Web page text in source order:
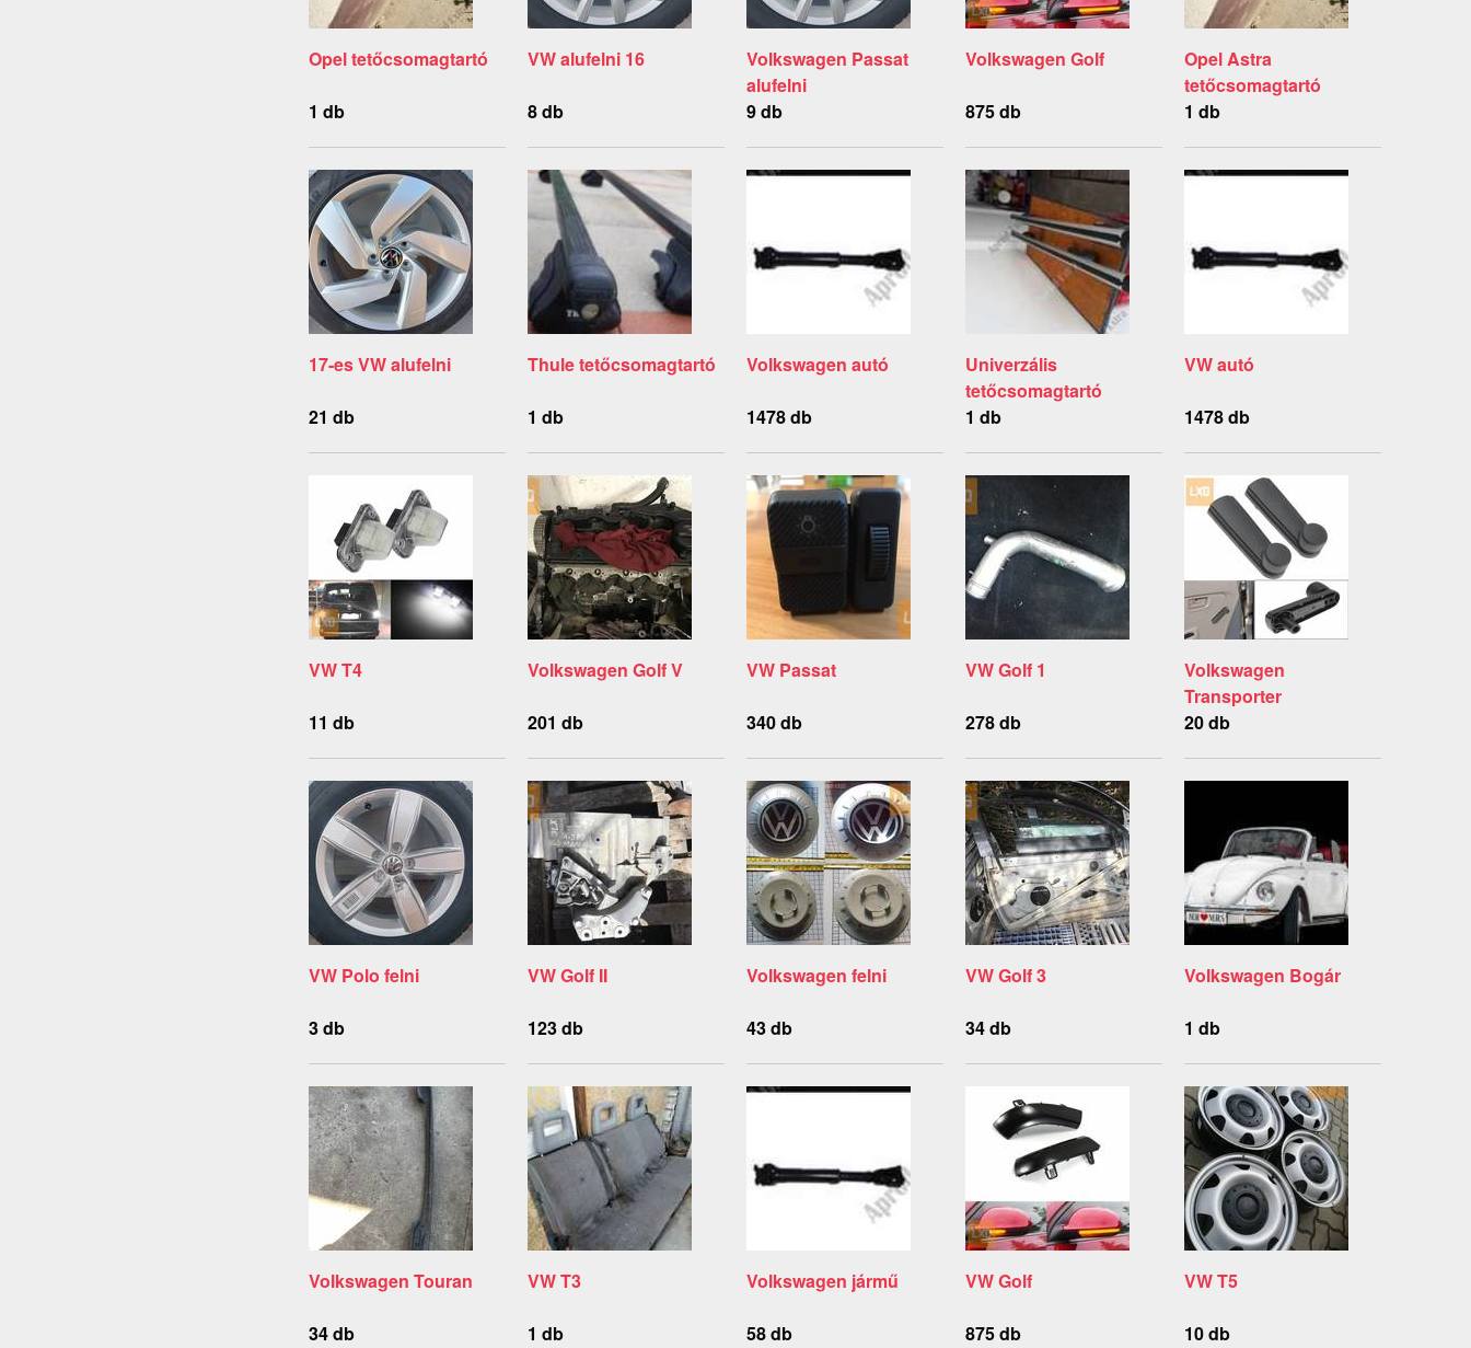
Opel tetőcsomagtartó
1 db
VW alufelni 16
8 db
Volkswagen Passat
alufelni
9 db
Volkswagen Golf
875 db
Opel Astra
tetőcsomagtartó
1 db
17-es VW alufelni
21 db
Thule tetőcsomagtartó
1 db
Volkswagen autó
1478 db
Univerzális
tetőcsomagtartó
1 db
VW autó
1478 db
VW T4
11 db
Volkswagen Golf V
201 db
VW Passat
340 db
VW Golf 1
278 db
Volkswagen
Transporter
20 db
VW Polo felni
3 db
VW Golf II
123 db
Volkswagen felni
43 db
VW Golf 3
34 db
Volkswagen Bogár
1 db
Volkswagen Touran
34 db
VW T3
1 db
Volkswagen jármű
58 db
VW Golf
875 db
VW T5
10 db